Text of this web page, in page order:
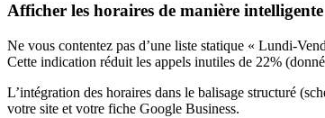
Afficher les horaires de manière intelligente
Ne vous contentez pas d’une liste statique « Lundi-
Cette indication réduit les appels inutiles de 22%
L’intégration des horaires dans le balisage structuré
votre site et votre fiche Google Business.